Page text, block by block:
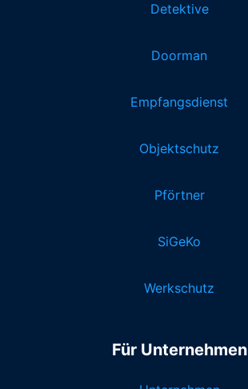
Detektive
Doorman
Empfangsdienst
Objektschutz
Pförtner
SiGeKo
Werkschutz
Für Unternehmen